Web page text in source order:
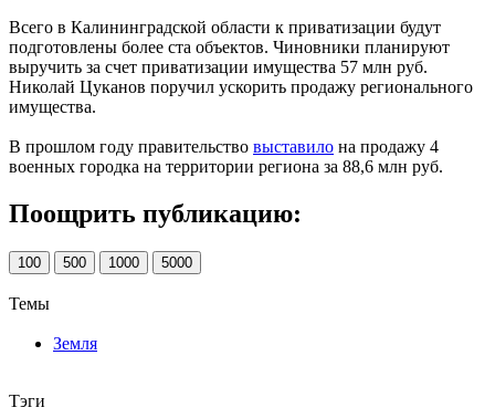
Всего в Калининградской области к приватизации будут
подготовлены более ста объектов. Чиновники планируют
выручить за счет приватизации имущества 57 млн руб.
Николай Цуканов поручил ускорить продажу регионального
имущества.
В прошлом году правительство выставило на продажу 4
военных городка на территории региона за 88,6 млн руб.
Поощрить публикацию:
100 500 1000 5000
Темы
Земля
Тэги